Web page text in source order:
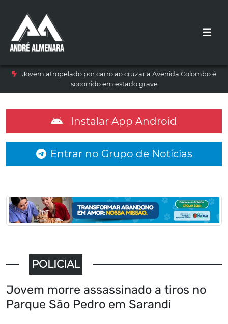
Jovem atropelado por carro ao cruzar a Avenida Colombo é
socorrido em estado grave
Instalar App Android
Entrar no Grupo de Notícias
POLICIAL
Jovem morre assassinado a tiros no
Parque São Pedro em Sarandi